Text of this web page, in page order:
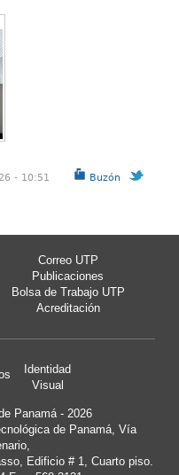
Buzón
- 10:51
Correo UTP
Publicaciones
Bolsa de Trabajo UTP
Acreditación
Identidad
Visual
Panamá - 2026
de Panamá, Vía
Edificio # 1, Cuarto piso.